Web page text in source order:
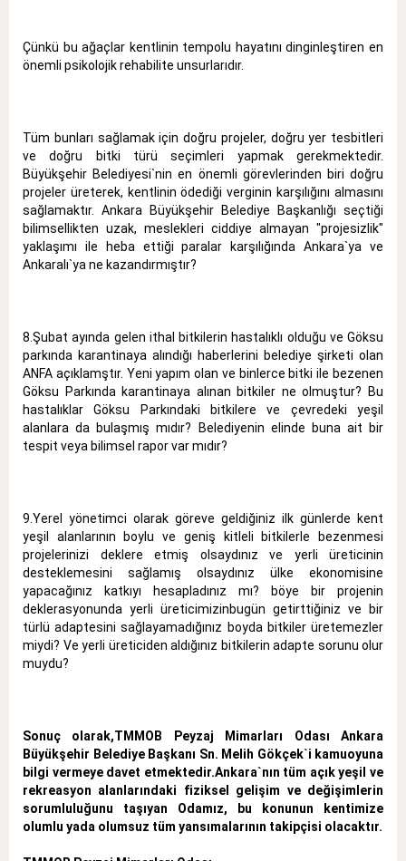
Çünkü bu ağaçlar kentlinin tempolu hayatını dinginleştiren en
önemli psikolojik rehabilite unsurlarıdır.
Tüm bunları sağlamak için doğru projeler, doğru yer tesbitleri
ve doğru bitki türü seçimleri yapmak gerekmektedir.
Büyükşehir Belediyesi`nin en önemli görevlerinden biri doğru
projeler üreterek, kentlinin ödediği verginin karşılığını almasını
sağlamaktır. Ankara Büyükşehir Belediye Başkanlığı seçtiği
bilimsellikten uzak, meslekleri ciddiye almayan "projesizlik"
yaklaşımı ile heba ettiği paralar karşılığında Ankara`ya ve
Ankaralı`ya ne kazandırmıştır?
8.Şubat ayında gelen ithal bitkilerin hastalıklı olduğu ve Göksu
parkında karantinaya alındığı haberlerini belediye şirketi olan
ANFA açıklamştır. Yeni yapım olan ve binlerce bitki ile bezenen
Göksu Parkında karantinaya alınan bitkiler ne olmuştur? Bu
hastalıklar Göksu Parkındaki bitkilere ve çevredeki yeşil
alanlara da bulaşmış mıdır? Belediyenin elinde buna ait bir
tespit veya bilimsel rapor var mıdır?
9.Yerel yönetimci olarak göreve geldiğiniz ilk günlerde kent
yeşil alanlarının boylu ve geniş kitleli bitkilerle bezenmesi
projelerinizi deklere etmiş olsaydınız ve yerli üreticinin
desteklemesini sağlamış olsaydınız ülke ekonomisine
yapacağınız katkıyı hesapladınız mı? böye bir projenin
deklerasyonunda yerli üreticimizinbugün getirttiğiniz ve bir
türlü adaptesini sağlayamadığınız boyda bitkiler üretemezler
miydi? Ve yerli üreticiden aldığınız bitkilerin adapte sorunu olur
muydu?
Sonuç olarak,TMMOB Peyzaj Mimarları Odası Ankara
Büyükşehir Belediye Başkanı Sn. Melih Gökçek`i kamuoyuna
bilgi vermeye davet etmektedir.Ankara`nın tüm açık yeşil ve
rekreasyon alanlarındaki fiziksel gelişim ve değişimlerin
sorumluluğunu taşıyan Odamız, bu konunun kentimize
olumlu yada olumsuz tüm yansımalarının takipçisi olacaktır.